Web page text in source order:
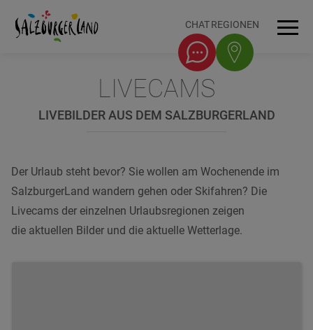
Zum InhaltAccesskey
[0]
Zur NavigationAccesskey
[1]
Zum Seitenanfang
Zum Fuß-BereichAccesskey
[3] CHAT REGIONEN
LIVECAMS
LIVEBILDER AUS DEM SALZBURGERLAND
Der Urlaub steht bevor? Sie wollen am Wochenende im
SalzburgerLand wandern gehen oder Skifahren? Die
Livecams der einzelnen Urlaubsregionen zeigen
die aktuellen Bilder und die aktuelle Wetterlage.